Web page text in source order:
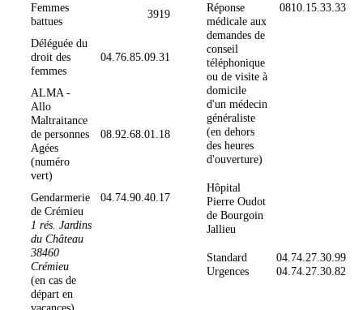
Femmes
battues
3919
Déléguée du
droit des
femmes
04.76.85.09.31
ALMA -
Allo
Maltraitance
de personnes
Agées
(numéro
vert)
08.92.68.01.18
Gendarmerie
de Crémieu
1 rés. Jardins
du Château
38460
Crémieu
(en cas de
départ en
04.74.90.40.17
Réponse
médicale aux
demandes de
conseil
téléphonique
ou de visite à
domicile
d'un médecin
généraliste
(en dehors
des heures
d'ouverture)
0810.15.33.33
Hôpital
Pierre Oudot
de Bourgoin
Jallieu
Standard
Urgences
04.74.27.30.99
04.74.27.30.82